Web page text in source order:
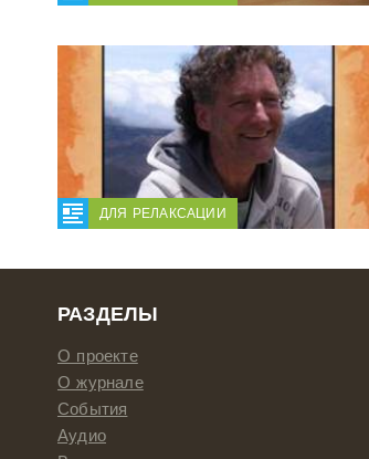
ДЛЯ РЕЛАКСАЦИИ
РАЗДЕЛЫ
О проекте
О журнале
События
Аудио